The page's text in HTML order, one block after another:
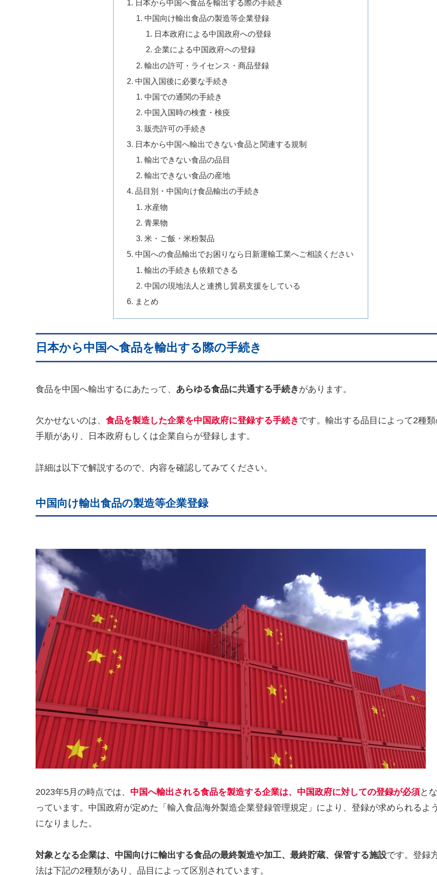
日本から中国へ食品を輸出する際の手続き
中国向け輸出食品の製造等企業登録
日本政府による中国政府への登録
企業による中国政府への登録
輸出の許可・ライセンス・商品登録
中国入国後に必要な手続き
中国での通関の手続き
中国入国時の検査・検疫
販売許可の手続き
日本から中国へ輸出できない食品と関連する規制
輸出できない食品の品目
輸出できない食品の産地
品目別・中国向け食品輸出の手続き
水産物
青果物
米・ご飯・米粉製品
中国への食品輸出でお困りなら日新運輸工業へご相談ください
輸出の手続きも依頼できる
中国の現地法人と連携し貿易支援をしている
まとめ
日本から中国へ食品を輸出する際の手続き
食品を中国へ輸出するにあたって、 あらゆる食品に共通する手続き があります。
欠かせないのは、 食品を製造した企業を中国政府に登録する手続き です。輸出する品目によって2種
手順があり、日本政府もしくは企業自らが登録します。
詳細は以下で解説するので、内容を確認してみてください。
中国向け輸出食品の製造等企業登録
2023年5月の時点では、 中国へ輸出される食品を製造する企業は、中国政府に対しての登録が必須とな
っています。中国政府が定めた「輸入食品海外製造企業登録管理規定」により、登録が求められるよ
になりました。
対象となる企業は、中国向けに輸出する食品の最終製造や加工、最終貯蔵、保管する施設です。登録
法は下記の2種類があり、品目によって区別されています。